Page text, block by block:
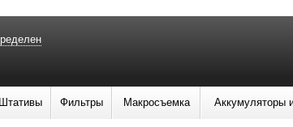
Штативы Фильтры Макросъемка Аккумуляторы